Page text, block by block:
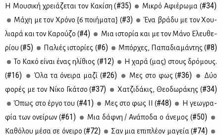
Η Μου­σι­κή χρειά­ζε­ται τον Κα­κί­ση (#35) Μι­κρό Αφιέ­ρω­μα (#34)
Μά­χη με τον Χρό­νο {6 ποι­ή­μα­τα} (#3)
Ένα βρά­δυ με τον Χου­
λια­ρά και τον Κα­ρού­ζο (#4)
Μια ιστο­ρία και με τον Μά­νο Ελευ­θε­
ρί­ου (#5) Πα­λιές ιστο­ρί­ες (#6) Μπόρ­χες, Πα­πα­δια­μά­ντης (#8)
Το Κα­κό εί­ναι ένας ηλί­θιος (#12)
Η χα­ρά (μας) στους δρό­μους.
(#16) Όλα τα όνει­ρα μα­ζί (#26) Μες στο φως (#36)
Δύο
φο­ρές με τον Νί­κο Γκά­τσο (#37) Χα­τζι­δά­κις, Θε­ο­δω­ρά­κης (#34)
Όπως στο έρ­γο του (#41) Μες στο φως II (#48)
Η γε­ω­γρα­
φία των ονεί­ρων (#61) Μια δάφ­νη / Ανά­πο­δα ο άνε­μος (#50)
Κα­θό­λου μέ­σα σε όνει­ρο (#72) Σαν μια επι­πλέ­ον μα­γεία (#74)